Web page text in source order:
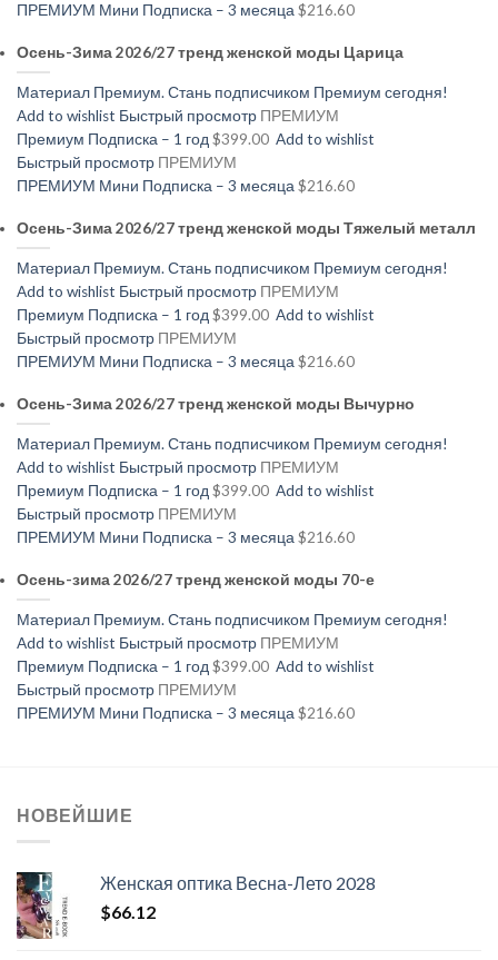
ПРЕМИУМ Мини Подписка – 3 месяца $216.60
Осень-Зима 2026/27 тренд женской моды Царица
Материал Премиум. Стань подписчиком Премиум сегодня!
Add to wishlist Быстрый просмотр ПРЕМИУМ
Премиум Подписка – 1 год $399.00 Add to wishlist
Быстрый просмотр ПРЕМИУМ
ПРЕМИУМ Мини Подписка – 3 месяца $216.60
Осень-Зима 2026/27 тренд женской моды Тяжелый металл
Материал Премиум. Стань подписчиком Премиум сегодня!
Add to wishlist Быстрый просмотр ПРЕМИУМ
Премиум Подписка – 1 год $399.00 Add to wishlist
Быстрый просмотр ПРЕМИУМ
ПРЕМИУМ Мини Подписка – 3 месяца $216.60
Осень-Зима 2026/27 тренд женской моды Вычурно
Материал Премиум. Стань подписчиком Премиум сегодня!
Add to wishlist Быстрый просмотр ПРЕМИУМ
Премиум Подписка – 1 год $399.00 Add to wishlist
Быстрый просмотр ПРЕМИУМ
ПРЕМИУМ Мини Подписка – 3 месяца $216.60
Осень-зима 2026/27 тренд женской моды 70-е
Материал Премиум. Стань подписчиком Премиум сегодня!
Add to wishlist Быстрый просмотр ПРЕМИУМ
Премиум Подписка – 1 год $399.00 Add to wishlist
Быстрый просмотр ПРЕМИУМ
ПРЕМИУМ Мини Подписка – 3 месяца $216.60
НОВЕЙШИЕ
Женская оптика Весна-Лето 2028
$66.12